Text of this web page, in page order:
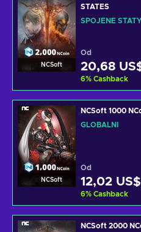
NCSoft
STATES
SPOJENÉ
Od
20,68
6% Cashback
NCSoft
NCSoft 1000
GLOBÁLNÍ
Od
12,02 US$
6% Cashback
NCSoft 2000